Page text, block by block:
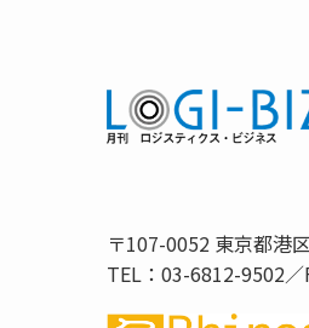
〒107-0052 東京都港
TEL：03-6812-9502